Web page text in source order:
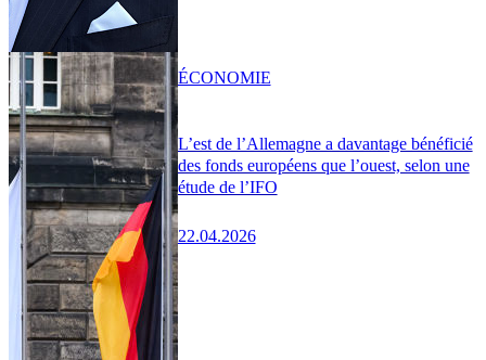
L’est de l’Allemagne a davantage bénéficié
des fonds européens que l’ouest, selon une
étude de l’IFO
22.04.2026
ÉCONOMIE